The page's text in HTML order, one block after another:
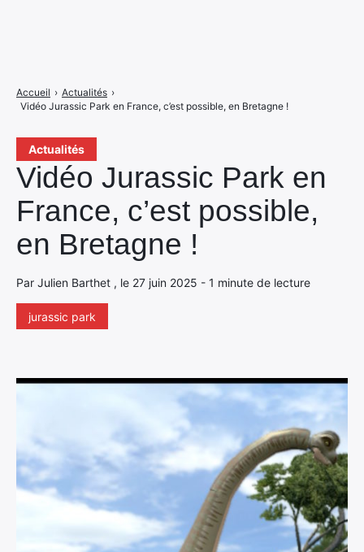
Actualités
Vidéo Jurassic Park en
France, c’est possible,
en Bretagne !
Par Julien Barthet , le 27 juin 2025 - 1 minute de lecture
jurassic park
Accueil › Actualités ›
Vidéo Jurassic Park en France, c’est possible, en Bretagne !